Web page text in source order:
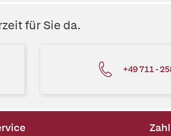
für Sie da.
+49 711 -